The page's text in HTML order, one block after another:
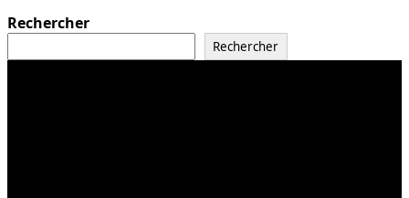
Rechercher
Rechercher